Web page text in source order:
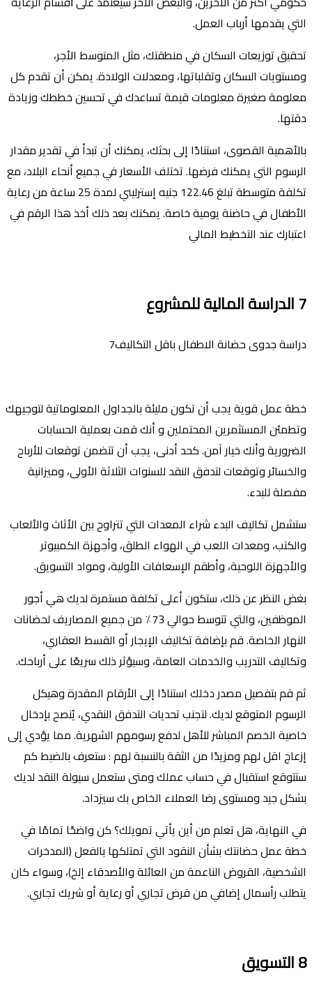
التي يقدمها أرباب العمل.
تحقيق توزيعات السكان في منطقتك، مثل المتوسط الأجر،
ومستويات السكان وتقلباتها، ومعدلات الولادة. يمكن أن تقدم كل
معلومة صغيرة معلومات قيمة تساعدك في تحسين خططك وزيادة
دقتها.
بالأهمية القصوى، استنادًا إلى بحثك، يمكنك أن تبدأ في تقدير مقدار
الرسوم التي يمكنك فرضها. تختلف الأسعار في جميع أنحاء البلاد، مع
تكلفة متوسطة تبلغ 122.46 جنيه إسترليني لمدة 25 ساعة من رعاية
الأطفال في حاضنة يومية خاصة. يمكنك بعد ذلك أخذ هذا الرقم في
اعتبارك عند التخطيط المالي
7الدراسة المالية للمشروع
دراسة جدوى حضانة الاطفال باقل التكاليف7
خطة عمل قوية يجب أن تكون مليئة بالجداول المعلوماتية لتوجيهك
وتطمئن المستثمرين المحتملين و أنك قمت بعملية الحسابات
الضرورية وأنك خيار آمن. كحد أدنى، يجب أن تتضمن توقعات للأرباح
والخسائر وتوقعات لتدفق النقد للسنوات الثلاثة الأولى، وميزانية
مفصلة للبدء.
ستشمل تكاليف البدء شراء المعدات التي تتراوح بين الأثاث والألعاب
والكتب، ومعدات اللعب في الهواء الطلق، وأجهزة الكمبيوتر
والأجهزة اللوحية، وأطقم الإسعافات الأولية، ومواد التسويق.
بغض النظر عن ذلك، ستكون أعلى تكلفة مستمرة لديك هي أجور
الموظفين، والتي تتوسط حوالي 73٪ من جميع المصاريف لحضانات
النهار الخاصة. قم بإضافة تكاليف الإيجار أو القسط العقاري،
وتكاليف التدريب والخدمات العامة، وسيؤثر ذلك سريعًا على أرباحك.
ثم قم بتفصيل مصدر دخلك استنادًا إلى الأرقام المقدرة وهيكل
الرسوم المتوقع لديك. لتجنب تحديات التدفق النقدي، يُنصح بإدخال
خاصية الخصم المباشر للأهل لدفع رسومهم الشهرية. مما يؤدي إلى
إزعاج اقل لهم ومزيدًا من الثقة بالنسبة لهم : ستعرف بالضبط كم
ستتوقع استقبال في حساب عملك ومتى ستعمل سيولة النقد لديك
بشكل جيد ومستوى رضا العملاء الخاص بك سيزداد.
في النهاية، هل تعلم من أين يأتي تمويلك؟ كن واضحًا تمامًا في
خطة عمل حضانتك بشأن النقود التي تمتلكها بالفعل (المدخرات
الشخصية، القروض الناعمة من العائلة والأصدقاء إلخ)، وسواء كان
يتطلب رأسمال إضافي من قرض تجاري أو رعاية أو شريك تجاري.
8التسويق